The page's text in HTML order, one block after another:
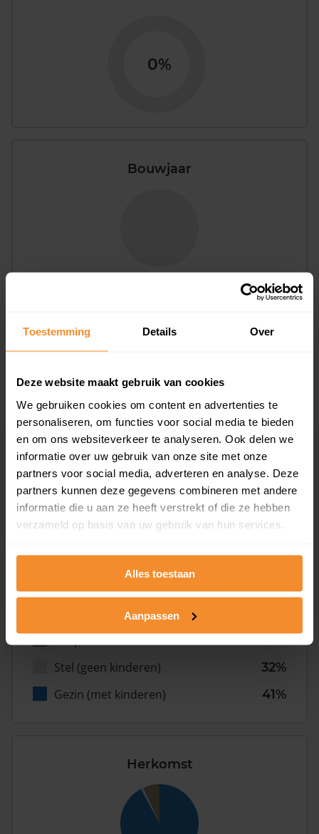
Toestemming Details Over
Deze website maakt gebruik van cookies
We gebruiken cookies om content en advertenties te
personaliseren, om functies voor social media te bieden
en om ons websiteverkeer te analyseren. Ook delen we
informatie over uw gebruik van onze site met onze
partners voor social media, adverteren en analyse. Deze
partners kunnen deze gegevens combineren met andere
informatie die u aan ze heeft verstrekt of die ze hebben
verzameld op basis van uw gebruik van hun services.
Alles toestaan
Aanpassen
0%
Bouwjaar
0%
1981 - 2007
Inwoners
Type huishoudens
Stel (geen kinderen)
32%
Gezin (met kinderen)
41%
Herkomst